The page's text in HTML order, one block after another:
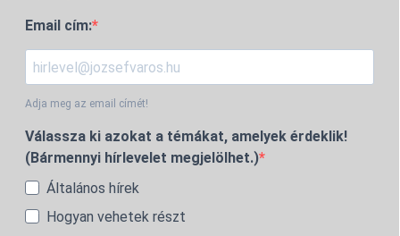
Email cím:
Adja meg az email címét!
Válassza ki azokat a témákat, amelyek érdeklik!
(Bármennyi hírlevelet megjelölhet.)
Általános hírek
Hogyan vehetek részt